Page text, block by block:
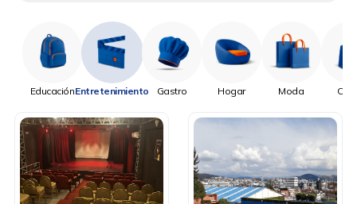
EducaciónEntretenimiento Gastro Hogar Moda